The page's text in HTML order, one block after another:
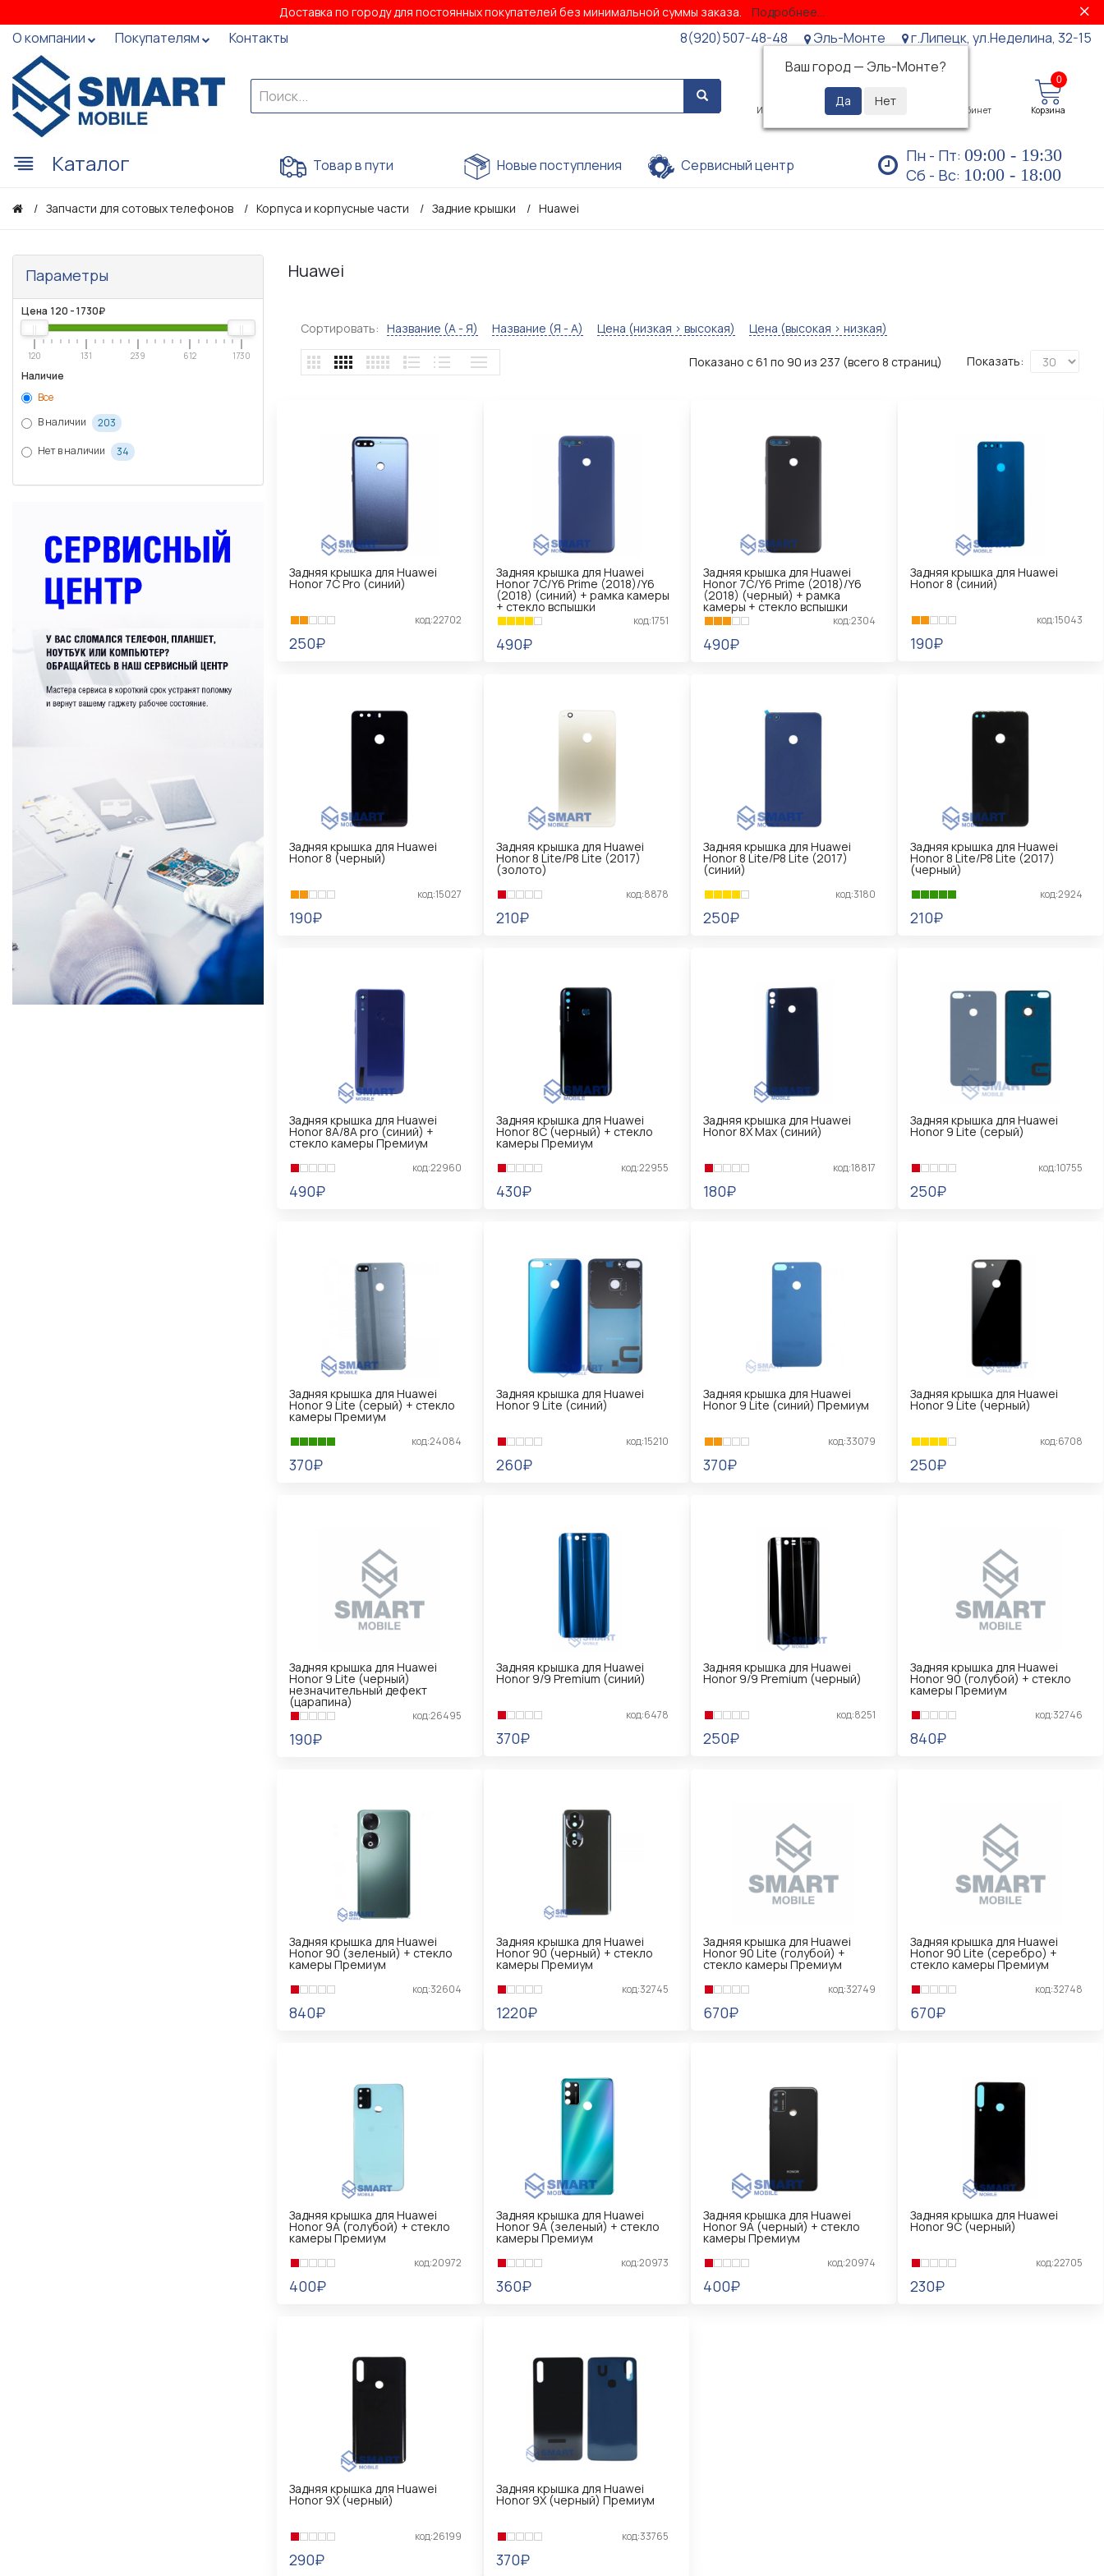
Доставка по городу для постоянных покупателей без минимальной суммы заказа. Подробнее...
О компании Покупателям Контакты 8(920)507-48-48
Эль-Монте
Ваш город — Эль-Монте?
г.Липецк, ул.Неделина, 32-15
Избранное Просмотренные Личный кабинет
0
Корзина
Каталог Товар в пути Новые поступления Сервисный центр Пн - Пт: 09:00 - 19:30
Сб - Вс: 10:00 - 18:00
Запчасти для сотовых телефонов Корпуса и корпусные части Задние крышки Huawei
Параметры
Цена 120 -1730₽
120 131 239 612 1730
Наличие
Все
В наличии
203
Нет в наличии 34
Huawei
Сортировать: Название (А - Я) Название (Я - А) Цена (низкая > высокая) Цена (высокая > низкая)
Показать:
Показано с 61 по 90 из 237 (всего 8 страниц)
Задняя крышка для Huawei
Honor 7C Pro (синий)
код:22702
250₽
Задняя крышка для Huawei
Honor 7C/Y6 Prime (2018)/Y6
(2018) (синий) + рамка камеры
+ стекло вспышки
код:1751
490₽
Задняя крышка для Huawei
Honor 7C/Y6 Prime (2018)/Y6
(2018) (черный) + рамка
камеры + стекло вспышки
код:2304
490₽
Задняя крышка для Huawei
Honor 8 (синий)
код:15043
190₽
Задняя крышка для Huawei
Honor 8 (черный)
код:15027
190₽
Задняя крышка для Huawei
Honor 8 Lite/P8 Lite (2017)
(золото)
код:8878
210₽
Задняя крышка для Huawei
Honor 8 Lite/P8 Lite (2017)
(синий)
код:3180
250₽
Задняя крышка для Huawei
Honor 8 Lite/P8 Lite (2017)
(черный)
код:2924
210₽
Задняя крышка для Huawei
Honor 8A/8A pro (синий) +
стекло камеры Премиум
код:22960
490₽
Задняя крышка для Huawei
Honor 8C (черный) + стекло
камеры Премиум
код:22955
430₽
Задняя крышка для Huawei
Honor 8X Max (синий)
код:18817
180₽
Задняя крышка для Huawei
Honor 9 Lite (серый)
код:10755
250₽
Задняя крышка для Huawei
Honor 9 Lite (серый) + стекло
камеры Премиум
код:24084
370₽
Задняя крышка для Huawei
Honor 9 Lite (синий)
код:15210
260₽
Задняя крышка для Huawei
Honor 9 Lite (синий) Премиум
код:33079
370₽
Задняя крышка для Huawei
Honor 9 Lite (черный)
код:6708
250₽
Задняя крышка для Huawei
Honor 9 Lite (черный)
незначительный дефект
(царапина)
код:26495
190₽
Задняя крышка для Huawei
Honor 9/9 Premium (синий)
код:6478
370₽
Задняя крышка для Huawei
Honor 9/9 Premium (черный)
код:8251
250₽
Задняя крышка для Huawei
Honor 90 (голубой) + стекло
камеры Премиум
код:32746
840₽
Задняя крышка для Huawei
Honor 90 (зеленый) + стекло
камеры Премиум
код:32604
840₽
Задняя крышка для Huawei
Honor 90 (черный) + стекло
камеры Премиум
код:32745
1220₽
Задняя крышка для Huawei
Honor 90 Lite (голубой) +
стекло камеры Премиум
код:32749
670₽
Задняя крышка для Huawei
Honor 90 Lite (серебро) +
стекло камеры Премиум
код:32748
670₽
Задняя крышка для Huawei
Honor 9A (голубой) + стекло
камеры Премиум
код:20972
400₽
Задняя крышка для Huawei
Honor 9A (зеленый) + стекло
камеры Премиум
код:20973
360₽
Задняя крышка для Huawei
Honor 9A (черный) + стекло
камеры Премиум
код:20974
400₽
Задняя крышка для Huawei
Honor 9C (черный)
код:22705
230₽
Задняя крышка для Huawei
Honor 9X (черный)
код:26199
290₽
Задняя крышка для Huawei
Honor 9X (черный) Премиум
код:33765
370₽